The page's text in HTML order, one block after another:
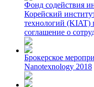
Фонд содействия
Корейский
технологий (KIAT)
соглашение о
Брокерское
Nanotexnology 2018